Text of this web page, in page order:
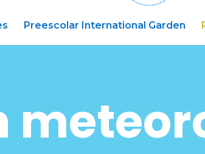
Preescolar International Garden